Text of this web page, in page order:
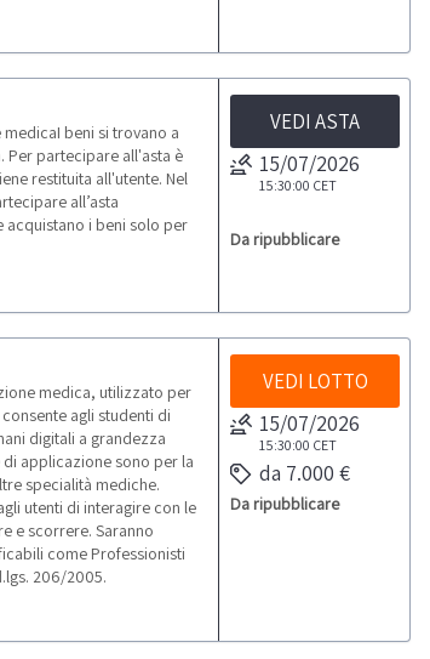
beni si trovano a
Per partecipare all'asta è
restituita all'utente. Nel
all’asta
acquistano i beni solo per
VEDI ASTA
15/07/2026
15:30:00 CET
Da ripubblicare
medica, utilizzato per
agli studenti di
digitali a grandezza
di applicazione sono per la
specialità mediche.
utenti di interagire con le
e scorrere. Saranno
come Professionisti
206/2005.
VEDI LOTTO
15/07/2026
15:30:00 CET
da 7.000 €
Da ripubblicare